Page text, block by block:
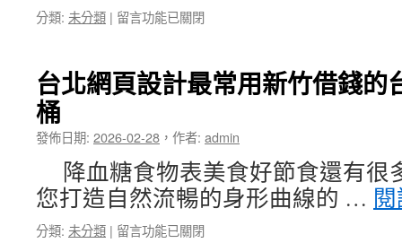
分類: 未分類 | 在
手
術
多
美
妙
皮
秒
精
留言功能已關閉
台北網頁設計最常用新竹借錢的
桶
發佈日期: 2026-02-28 ， 作者: admin
降血糖食物表美食好節食還有很
您打造自然流暢的身形曲線的 …
分類: 未分類 | 在
留言功能已關閉